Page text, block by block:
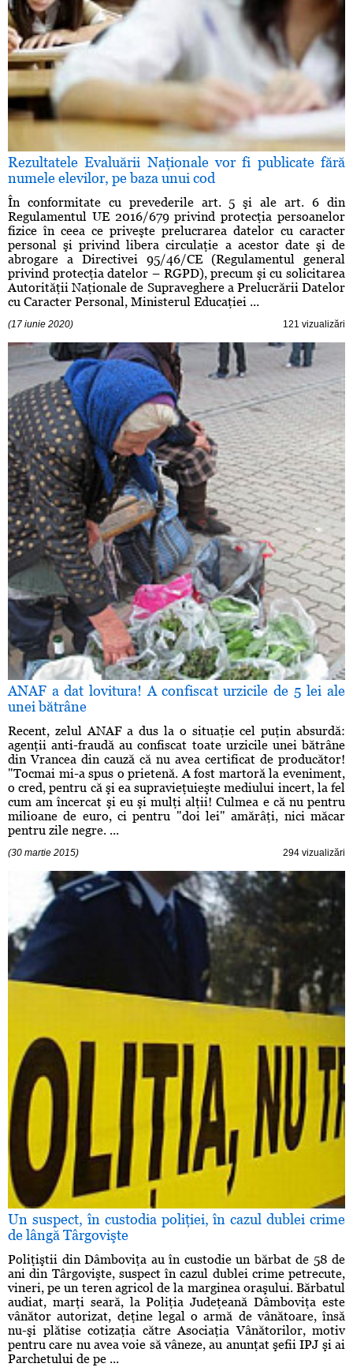
Rezultatele Evaluării Naţionale vor fi publicate fără
numele elevilor, pe baza unui cod
În conformitate cu prevederile art. 5 şi ale art. 6 din
Regulamentul UE 2016/679 privind protecţia persoanelor
fizice în ceea ce priveşte prelucrarea datelor cu caracter
personal şi privind libera circulaţie a acestor date şi de
abrogare a Directivei 95/46/CE (Regulamentul general
privind protecţia datelor – RGPD), precum şi cu solicitarea
Autorităţii Naţionale de Supraveghere a Prelucrării Datelor
cu Caracter Personal, Ministerul Educaţiei ...
(17 iunie 2020) 121 vizualizări
ANAF a dat lovitura! A confiscat urzicile de 5 lei ale
unei bătrâne
Recent, zelul ANAF a dus la o situaţie cel puţin absurdă:
agenţii anti-fraudă au confiscat toate urzicile unei bătrâne
din Vrancea din cauză că nu avea certificat de producător!
"Tocmai mi-a spus o prietenă. A fost martoră la eveniment,
o cred, pentru că şi ea supravieţuieşte mediului incert, la fel
cum am încercat şi eu şi mulţi alţii! Culmea e că nu pentru
milioane de euro, ci pentru "doi lei" amărâţi, nici măcar
pentru zile negre. ...
(30 martie 2015) 294 vizualizări
Un suspect, în custodia poliţiei, în cazul dublei crime
de lângă Târgovişte
Poliţiştii din Dâmboviţa au în custodie un bărbat de 58 de
ani din Târgovişte, suspect în cazul dublei crime petrecute,
vineri, pe un teren agricol de la marginea oraşului. Bărbatul
audiat, marţi seară, la Poliţia Judeţeană Dâmboviţa este
vânător autorizat, deţine legal o armă de vânătoare, însă
nu-şi plătise cotizaţia către Asociaţia Vânătorilor, motiv
pentru care nu avea voie să vâneze, au anunţat şefii IPJ şi ai
Parchetului de pe ...